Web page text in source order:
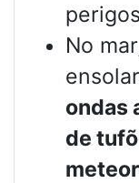
No
ondas
de